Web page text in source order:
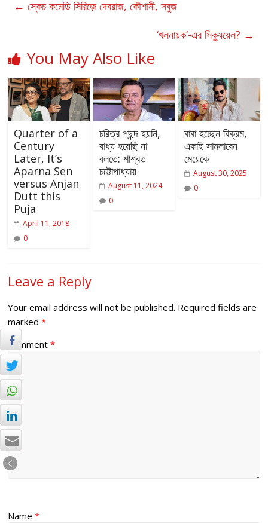
← স্কেচ কমেডি সিরিজ়ে দেবরাজ, কৌশানী, সবুজ
‘খলনায়ক’-এর সিক্যুয়েল? →
You May Also Like
Quarter of a
Century
Later, It’s
Aparna Sen
versus Anjan
Dutt this
Puja
April 11, 2018
0
চরিত্র পছন্দ হয়নি,
বাধ্য হয়েছি না
বলতে: শাশ্বত
চট্টোপাধ্যায়
August 11, 2024
0
বাবা হচ্ছেন বিক্রম,
একাই সামলাবেন
মেয়েকে
August 30, 2025
0
Leave a Reply
Your email address will not be published. Required fields are
marked*
Comment*
Name*